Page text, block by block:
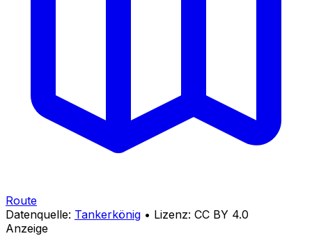
Route
Datenquelle: Tankerkönig • Lizenz: CC BY 4.0
Anzeige